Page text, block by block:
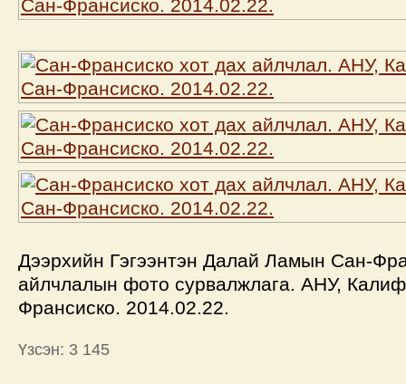
Дээрхийн Гэгээнтэн Далай Ламын Сан-
айлчлалын фото сурвалжлага. АНУ,
Франсиско. 2014.02.22.
Үзсэн: 3 145